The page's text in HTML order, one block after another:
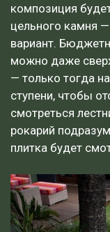
композиция
цельного камня
вариант.
можно даже
— только тогда
ступени, чтобы
смотреться
рокарий
плитка будет